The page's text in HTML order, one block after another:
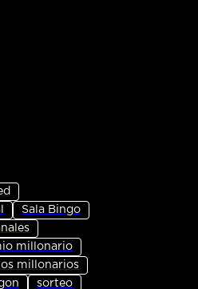
Sala Bingo
millonario
millonarios
sorteo